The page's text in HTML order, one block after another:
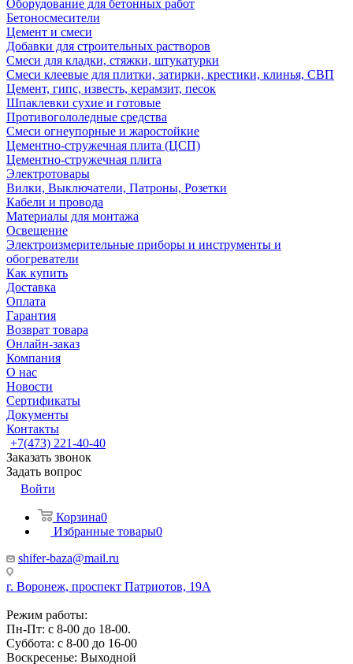
Оборудование для бетонных работ
Бетоносмесители
Цемент и смеси
Добавки для строительных растворов
Смеси для кладки, стяжки, штукатурки
Смеси клеевые для плитки, затирки, крестики, клинья, СВП
Цемент, гипс, известь, керамзит, песок
Шпаклевки сухие и готовые
Противогололедные средства
Смеси огнеупорные и жаростойкие
Цементно-стружечная плита (ЦСП)
Цементно-стружечная плита
Электротовары
Вилки, Выключатели, Патроны, Розетки
Кабели и провода
Материалы для монтажа
Освещение
Электроизмерительные приборы и инструменты и
обогреватели
Как купить
Доставка
Оплата
Гарантия
Возврат товара
Онлайн-заказ
Компания
О нас
Новости
Сертификаты
Документы
Контакты
+7(473) 221-40-40
Заказать звонок
Задать вопрос
Войти
Корзина0
Избранные товары0
shifer-baza@mail.ru
г. Воронеж, проспект Патриотов, 19А
Режим работы:
Пн-Пт: с 8-00 до 18-00.
Суббота: с 8-00 до 16-00
Воскресенье: Выходной